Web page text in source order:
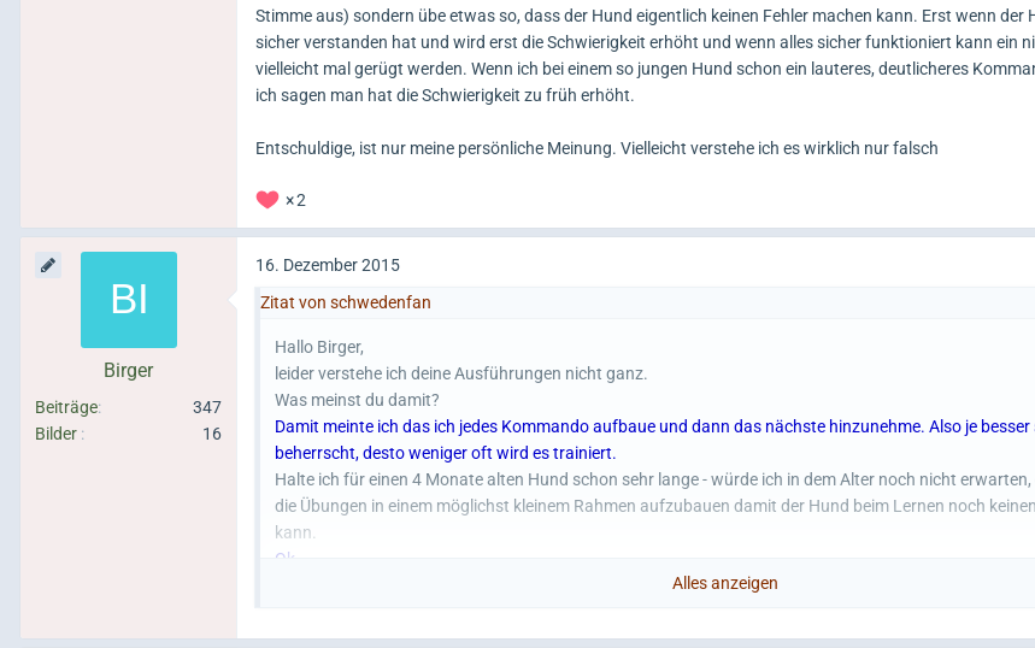
Stimme aus) sondern übe etwas so, dass der Hund eigentlich keinen Fehler machen kann. Erst wenn der
sicher verstanden hat und wird erst die Schwierigkeit erhöht und wenn alles sicher funktioniert kann ein
vielleicht mal gerügt werden. Wenn ich bei einem so jungen Hund schon ein lauteres, deutlicheres
ich sagen man hat die Schwierigkeit zu früh erhöht.
Entschuldige, ist nur meine persönliche Meinung. Vielleicht verstehe ich es wirklich nur falsch
2
Birger
Beiträge
347
Bilder
16
16. Dezember 2015
Zitat von schwedenfan
Hallo Birger,
leider verstehe ich deine Ausführungen nicht ganz.
Was meinst du damit?
Damit meinte ich das ich jedes Kommando aufbaue und dann das nächste hinzunehme. Also je besser
beherrscht, desto weniger oft wird es trainiert.
Halte ich für einen 4 Monate alten Hund schon sehr lange - würde ich in dem Alter noch nicht
die Übungen in einem möglichst kleinem Rahmen aufzubauen damit der Hund beim Lernen noch
kann.
Ok.
Alles anzeigen